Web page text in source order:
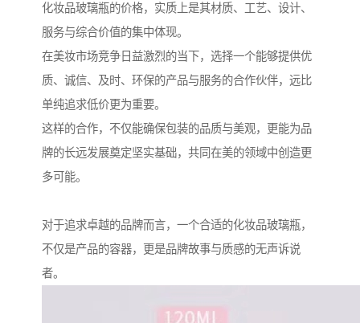
化妆品玻璃瓶的价格，实质上是其材质、工艺、设计、
服务与综合价值的集中体现。
在美妆市场竞争日益激烈的当下，选择一个能够提供优
质、诚信、及时、环保的产品与服务的合作伙伴，远比
单纯追求低价更为重要。
这样的合作，不仅能确保包装的品质与美观，更能为品
牌的长远发展奠定坚实基础，共同在美的领域中创造更
多可能。
对于追求卓越的品牌而言，一个合适的化妆品玻璃瓶，
不仅是产品的容器，更是品牌故事与质感的无声诉说
者。